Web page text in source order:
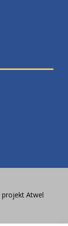
projekt Atwel